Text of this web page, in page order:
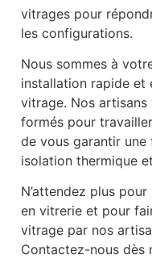
vitrages pour
les configurations.
Nous sommes à
installation rapide
vitrage. Nos
formés pour
de vous garantir
isolation thermique
N’attendez plus
en vitrerie et pour
vitrage par nos
Contactez-nous dès